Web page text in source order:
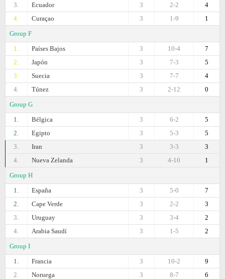
3.
Ecuador 4
2-2
3
4.
Curaçao 1
1-9
3
Group F
1.
Países Bajos 7
10-4
3
2.
Japón 5
7-3
3
3.
Suecia 4
7-7
3
4.
Túnez 0
2-12
3
Group G
1.
Bélgica 5
6-2
3
2.
Egipto 5
5-3
3
3.
Iran 3
3-3
3
4.
Nueva Zelanda 1
4-10
3
Group H
1.
España 7
5-0
3
2.
Cape Verde 3
2-2
3
3.
Uruguay 2
3-4
3
4.
Arabia Saudí 2
1-5
3
Group I
1.
Francia 9
10-2
3
2.
Noruega 6
8-7
3